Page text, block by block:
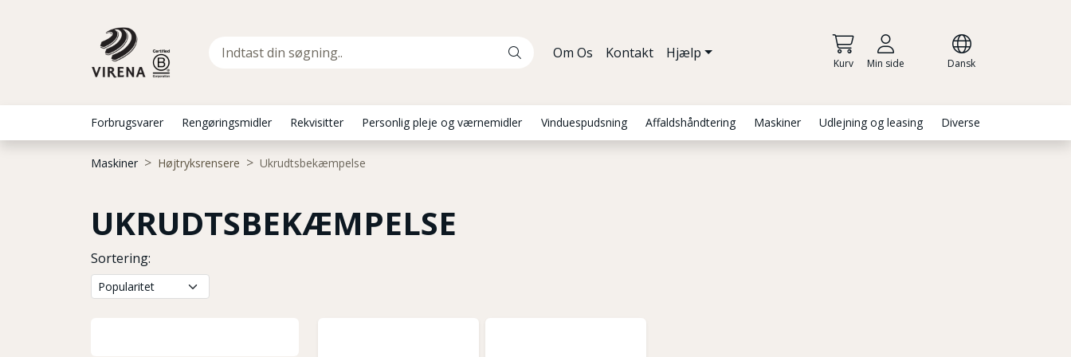
Om Os Kontakt Hjælp
Kurv Min side Dansk
Forbrugsvarer Rengøringsmidler Rekvisitter Personlig pleje og værnemidler Vinduespudsning Affaldshåndtering Maskiner Udlejning og leasing Diverse
Maskiner Højtryksrensere Ukrudtsbekæmpelse
UKRUDTSBEKÆMPELSE
Sortering: